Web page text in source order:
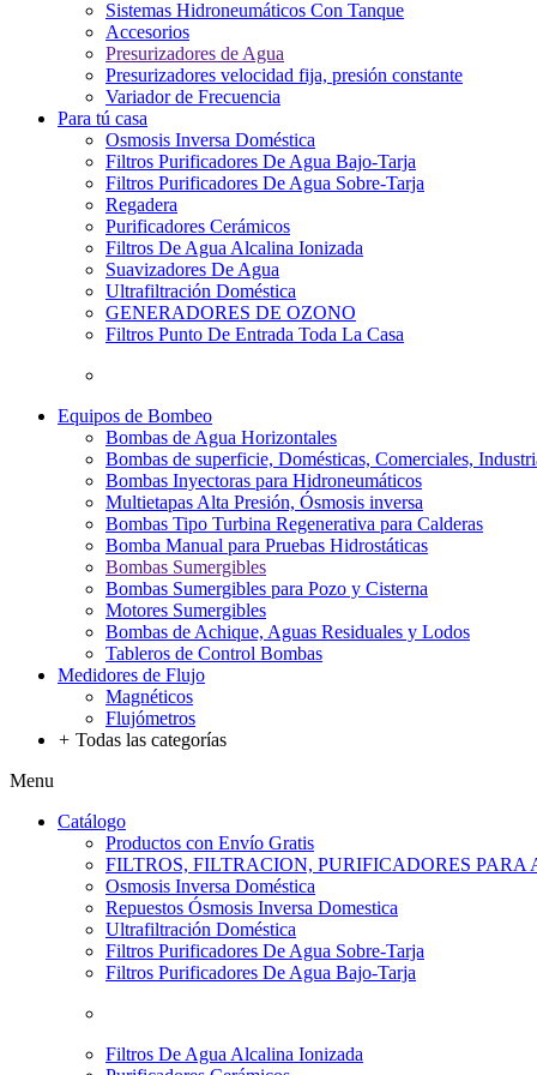
Sistemas Hidroneumáticos Con Tanque
Accesorios
Presurizadores de Agua
Presurizadores velocidad fija, presión constante
Variador de Frecuencia
Para tú casa
Osmosis Inversa Doméstica
Filtros Purificadores De Agua Bajo-Tarja
Filtros Purificadores De Agua Sobre-Tarja
Regadera
Purificadores Cerámicos
Filtros De Agua Alcalina Ionizada
Suavizadores De Agua
Ultrafiltración Doméstica
GENERADORES DE OZONO
Filtros Punto De Entrada Toda La Casa
Equipos de Bombeo
Bombas de Agua Horizontales
Bombas de superficie, Domésticas, Comerciales,
Bombas Inyectoras para Hidroneumáticos
Multietapas Alta Presión, Ósmosis inversa
Bombas Tipo Turbina Regenerativa para Calderas
Bomba Manual para Pruebas Hidrostáticas
Bombas Sumergibles
Bombas Sumergibles para Pozo y Cisterna
Motores Sumergibles
Bombas de Achique, Aguas Residuales y Lodos
Tableros de Control Bombas
Medidores de Flujo
Magnéticos
Flujómetros
+ Todas las categorías
Menu
Catálogo
Productos con Envío Gratis
FILTROS, FILTRACION, PURIFICADORES PARA
Osmosis Inversa Doméstica
Repuestos Ósmosis Inversa Domestica
Ultrafiltración Doméstica
Filtros Purificadores De Agua Sobre-Tarja
Filtros Purificadores De Agua Bajo-Tarja
Filtros De Agua Alcalina Ionizada